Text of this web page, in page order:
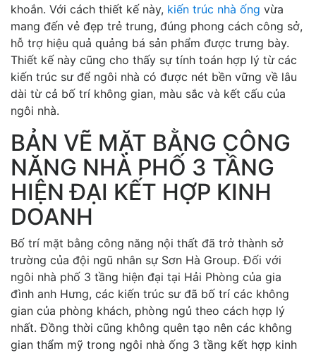
khoắn. Với cách thiết kế này, kiến trúc nhà ống vừa
mang đến vẻ đẹp trẻ trung, đúng phong cách công sở,
hỗ trợ hiệu quả quảng bá sản phẩm được trưng bày.
Thiết kế này cũng cho thấy sự tính toán hợp lý từ các
kiến trúc sư để ngôi nhà có được nét bền vững về lâu
dài từ cả bố trí không gian, màu sắc và kết cấu của
ngôi nhà.
BẢN VẼ MẶT BẰNG CÔNG
NĂNG NHÀ PHỐ 3 TẦNG
HIỆN ĐẠI KẾT HỢP KINH
DOANH
Bố trí mặt bằng công năng nội thất đã trở thành sở
trường của đội ngũ nhân sự Sơn Hà Group. Đối với
ngôi nhà phố 3 tầng hiện đại tại Hải Phòng của gia
đình anh Hưng, các kiến trúc sư đã bố trí các không
gian của phòng khách, phòng ngủ theo cách hợp lý
nhất. Đồng thời cũng không quên tạo nên các không
gian thẩm mỹ trong ngôi nhà ống 3 tầng kết hợp kinh